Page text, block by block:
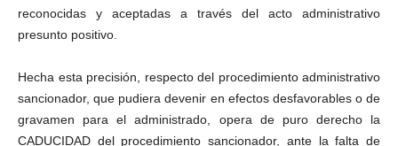
reconocidas y aceptadas a través del acto administrativo
presunto positivo.
Hecha esta precisión, respecto del procedimiento administrativo
sancionador, que pudiera devenir en efectos desfavorables o de
gravamen para el administrado, opera de puro derecho la
CADUCIDAD del procedimiento sancionador, ante la falta de